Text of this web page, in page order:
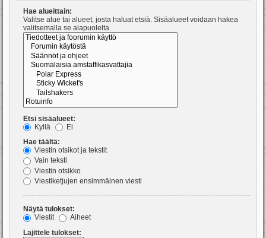
Hae alueittain:
Valitse alue tai alueet, josta haluat etsiä. Sisäalueet voidaan hakea
valitsemalla se alapuolelta.
Etsi sisäalueet:
Kyllä
Ei
Hae täältä:
Viestin otsikot ja tekstit
Vain teksti
Viestin otsikko
Viestiketjujen ensimmäinen viesti
Näytä tulokset:
Viestit
Aiheet
Lajittele tulokset: